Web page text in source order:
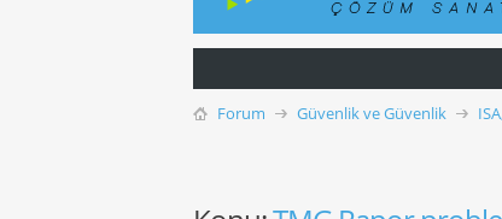
Forum Güvenlik ve Güvenlik